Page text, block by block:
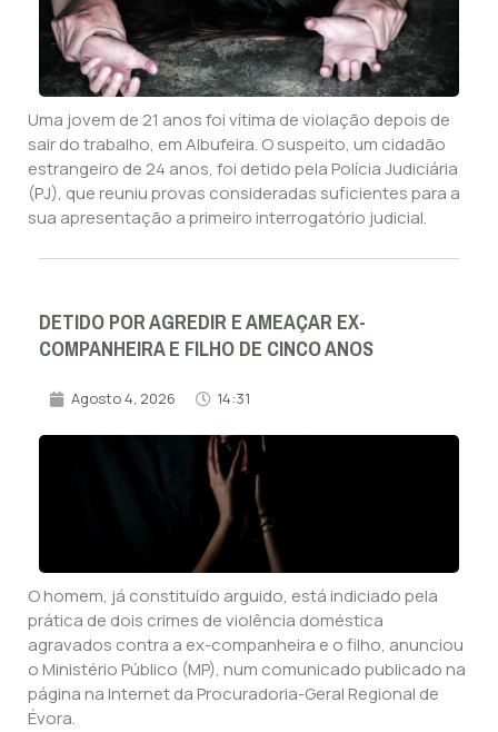
Uma jovem de 21 anos foi vítima de violação depois de
sair do trabalho, em Albufeira. O suspeito, um cidadão
estrangeiro de 24 anos, foi detido pela Polícia Judiciária
(PJ), que reuniu provas consideradas suficientes para a
sua apresentação a primeiro interrogatório judicial.
DETIDO POR AGREDIR E AMEAÇAR EX-
COMPANHEIRA E FILHO DE CINCO ANOS
Agosto 4, 2026 14:31
O homem, já constituído arguido, está indiciado pela
prática de dois crimes de violência doméstica
agravados contra a ex-companheira e o filho, anunciou
o Ministério Público (MP), num comunicado publicado na
página na Internet da Procuradoria-Geral Regional de
Évora.